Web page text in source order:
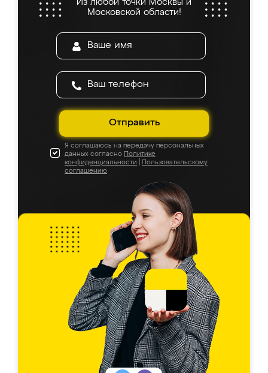
Из любой точки Москвы и
Московской области!
Отправить
Я соглашаюсь на передачу персональных
данных согласно Политике
конфиденциальности
Пользовательскому
соглашению